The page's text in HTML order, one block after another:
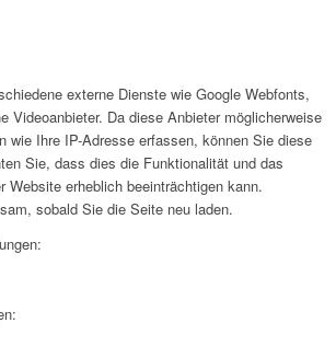
externe Dienste wie Google Webfonts,
Videoanbieter. Da diese Anbieter möglicherweise
wie Ihre IP-Adresse erfassen, können Sie diese
Sie, dass dies die Funktionalität und das
Website erheblich beeinträchtigen kann.
sobald Sie die Seite neu laden.